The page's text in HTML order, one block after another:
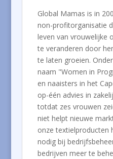
Global Mamas is in
non-profitorganisatie
leven van vrouwelijke
te veranderen door
te laten groeien.
naam "Women in
en naaisters in het
op-één advies in
totdat zes vrouwen
niet helpt nieuwe
onze textielproducten
nodig bij
bedrijven meer te